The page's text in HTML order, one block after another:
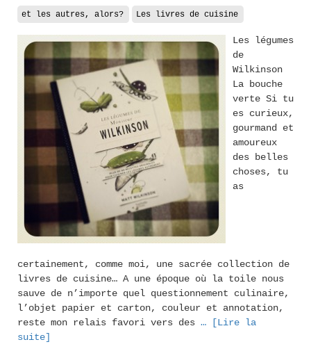
et les autres, alors? Les livres de cuisine
Les légumes
de
Wilkinson
La bouche
verte Si tu
es curieux,
gourmand et
amoureux
des belles
choses, tu
as
certainement, comme moi, une sacrée collection de
livres de cuisine… A une époque où la toile nous
sauve de n’importe quel questionnement culinaire,
l’objet papier et carton, couleur et annotation,
reste mon relais favori vers des … [Lire la
suite]